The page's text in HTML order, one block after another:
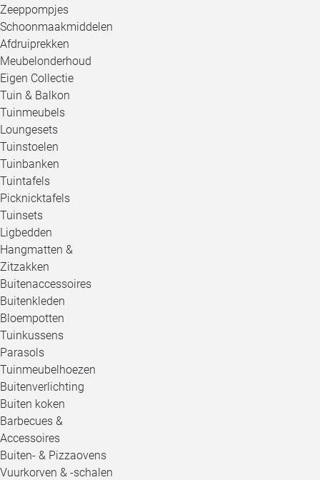
Zeeppompjes
Schoonmaakmiddelen
Afdruiprekken
Meubelonderhoud
Eigen Collectie
Tuin & Balkon
Tuinmeubels
Loungesets
Tuinstoelen
Tuinbanken
Tuintafels
Picknicktafels
Tuinsets
Ligbedden
Hangmatten &
Zitzakken
Buitenaccessoires
Buitenkleden
Bloempotten
Tuinkussens
Parasols
Tuinmeubelhoezen
Buitenverlichting
Buiten koken
Barbecues &
Accessoires
Buiten- & Pizzaovens
Vuurkorven & -schalen